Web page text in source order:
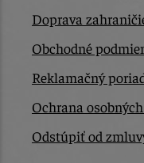
Doprava
Obchodné
Reklamačný
Ochrana
Odstúpiť od